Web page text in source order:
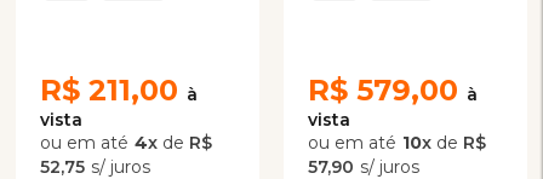
R$ 211,00
4x de R$
52,75
R$ 579,00
10x de R$
57,90